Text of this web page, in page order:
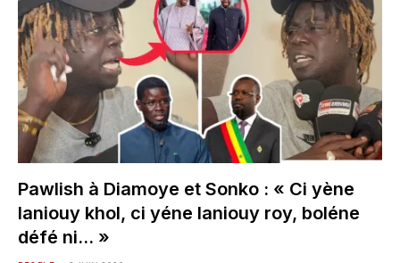
Pawlish à Diamoye et Sonko : « Ci yène
laniouy khol, ci yéne laniouy roy, boléne
défé ni… »